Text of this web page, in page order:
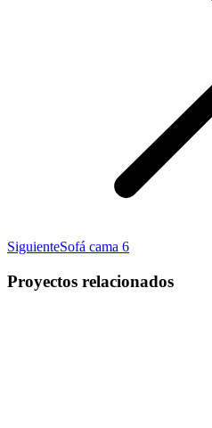
SiguienteProyecto
Sofá cama 6
Proyectos relacionados